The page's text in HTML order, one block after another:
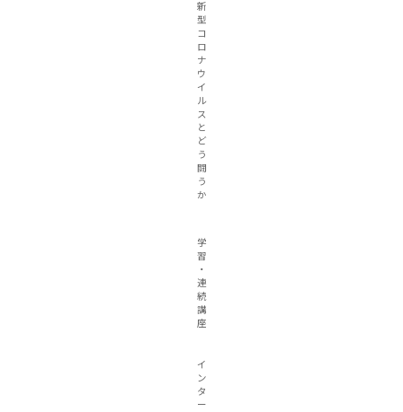
新
型
コ
ロ
ナ
ウ
イ
ル
ス
と
ど
う
闘
う
か
学
習
・
連
続
講
座
イ
ン
タ
ー